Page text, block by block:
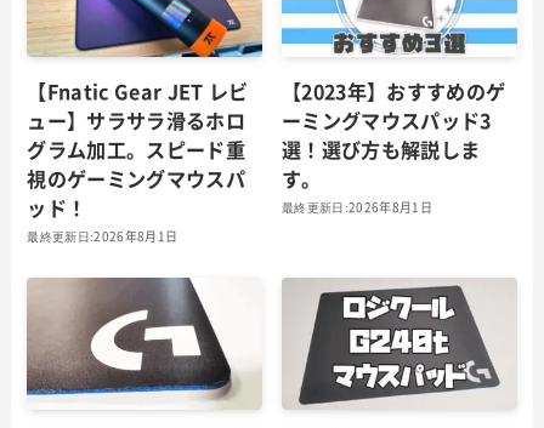
【Fnatic Gear JET レビ
ュー】サラサラ滑るホロ
グラム加工。スピード重
視のゲーミングマウスパ
ッド！
2026年8月1日
【2023年】おすすめのゲ
ーミングマウスパッド3
選！選び方も解説しま
す。
2026年8月1日